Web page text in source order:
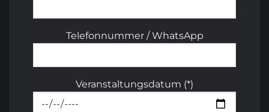
Telefonnummer / WhatsApp
Veranstaltungsdatum (*)